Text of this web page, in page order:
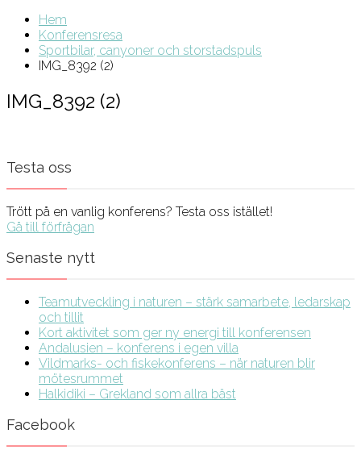
Hem
Konferensresa
Sportbilar, canyoner och storstadspuls
IMG_8392 (2)
IMG_8392 (2)
Testa oss
Trött på en vanlig konferens? Testa oss istället!
Gå till förfrågan
Senaste nytt
Teamutveckling i naturen – stärk samarbete, ledarskap
och tillit
Kort aktivitet som ger ny energi till konferensen
Andalusien – konferens i egen villa
Vildmarks- och fiskekonferens – när naturen blir
mötesrummet
Halkidiki – Grekland som allra bäst
Facebook